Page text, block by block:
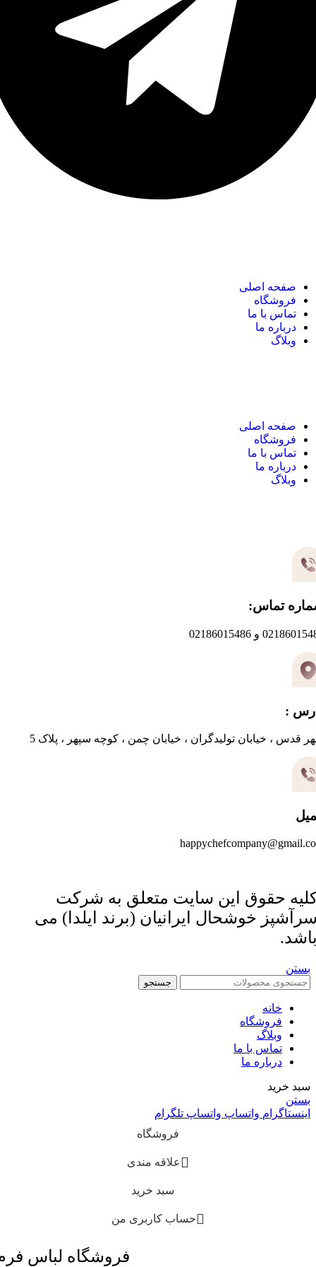
صفحه اصلی
فروشگاه
تماس با ما
درباره ما
وبلاگ
صفحه اصلی
فروشگاه
تماس با ما
درباره ما
وبلاگ
تماس:
و 02186015486
:
قدس ، خیابان تولیدگران ، خیابان چمن ، کوچه سپهر ، پلاک 5
حقوق این سایت متعلق به شرکت
خوشحال ایرانیان (برند ایلدا) می
بستن
جستجو
خانه
فروشگاه
وبلاگ
تماس با ما
درباره ما
سبد خرید
بستن
اینستاگرام واتساپ واتساپ تلگرام
فروشگاه
علاقه مندی
سبد خرید
حساب کاربری من
فروشگاه لباس